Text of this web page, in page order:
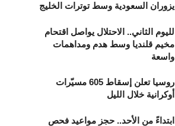
يزوران السعودية وسط توترات الخليج
لليوم الثاني.. الاحتلال يواصل اقتحام
مخيم قلنديا وسط هدم ومداهمات
واسعة
روسيا تعلن إسقاط 605 مسيّرات
أوكرانية خلال الليل
ابتداءً من الأحد.. حجز مواعيد فحص